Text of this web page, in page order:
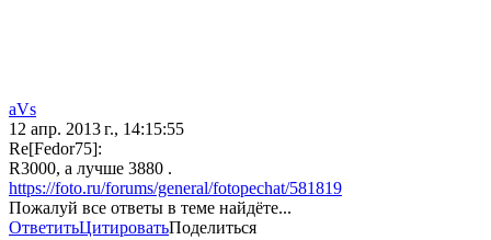
aVs
12 апр. 2013 г., 14:15:55
Re[Fedor75]:
R3000, а лучше 3880 .
https://foto.ru/forums/general/fotopechat/581819
Пожалуй все ответы в теме найдёте...
ОтветитьЦитироватьПоделиться